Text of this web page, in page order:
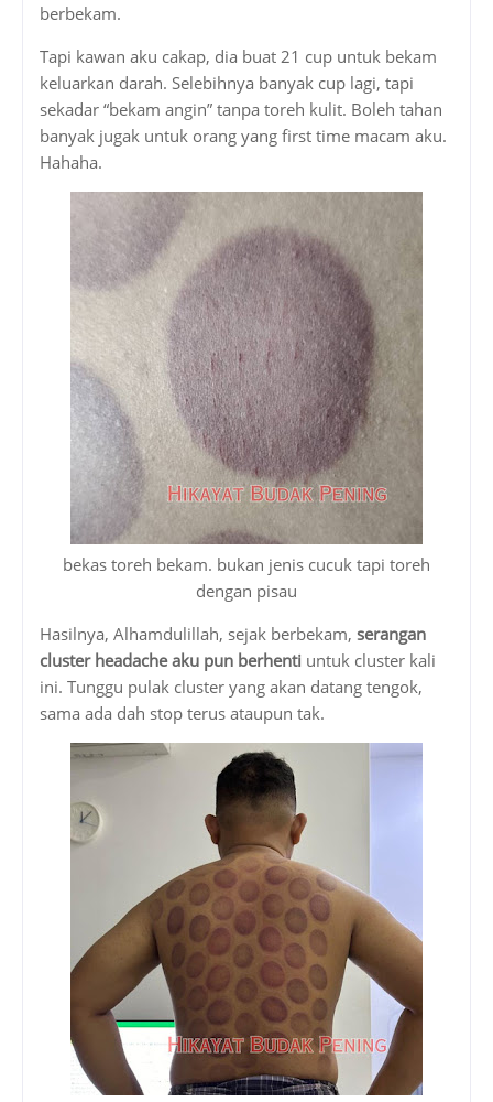
berbekam.
Tapi kawan aku cakap, dia buat 21 cup untuk bekam
keluarkan darah. Selebihnya banyak cup lagi, tapi
sekadar “bekam angin” tanpa toreh kulit. Boleh tahan
banyak jugak untuk orang yang first time macam aku.
Hahaha.
bekas toreh bekam. bukan jenis cucuk tapi toreh
dengan pisau
Hasilnya, Alhamdulillah, sejak berbekam, serangan
cluster headache aku pun berhenti untuk cluster kali
ini. Tunggu pulak cluster yang akan datang tengok,
sama ada dah stop terus ataupun tak.